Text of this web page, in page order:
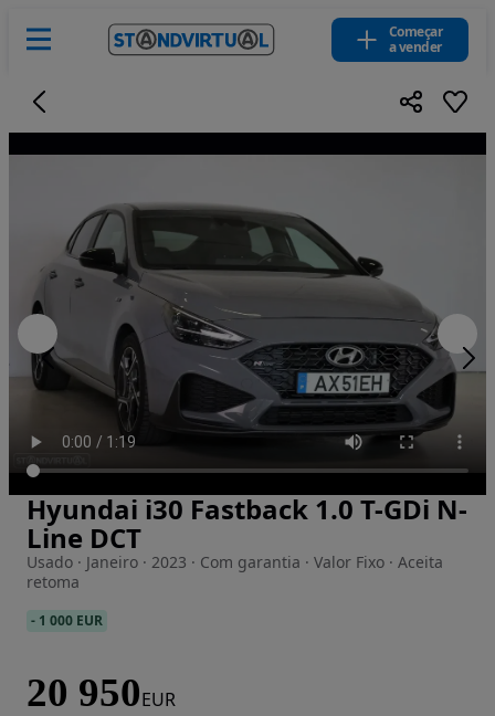
Começar
a vender
Imagem 1 de 53
Hyundai i30 Fastback 1.0 T-GDi N-
Line DCT
Usado · Janeiro · 2023 · Com garantia · Valor Fixo · Aceita
retoma
- 1 000 EUR
20 950EUR